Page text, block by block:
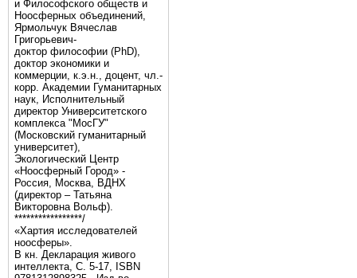
и Философского обществ и
Ноосферных объединений,
Ярмольчук Вячеслав
Григорьевич-
доктор философии (PhD),
доктор экономики и
коммерции, к.э.н., доцент, чл.-
корр. Академии Гуманитарных
наук, Исполнительный
директор Университетского
комплекса "МосГУ"
(Московский гуманитарный
университет),
Экологический Центр
«Ноосферный Город» -
Россия, Москва, ВДНХ
(директор – Татьяна
Викторовна Вольф).
*****************/
«Хартия исследователей
ноосферы».
В кн. Декларация живого
интеллекта, С. 5-17, ISBN